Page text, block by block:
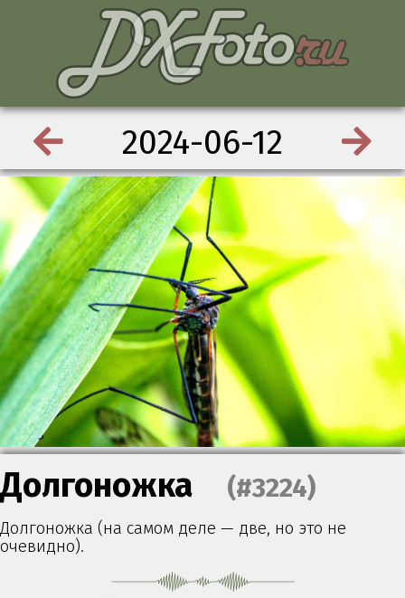
2024-06-12
Долгоножка (#3224)
Долгоножка (на самом деле — две, но это не
очевидно).